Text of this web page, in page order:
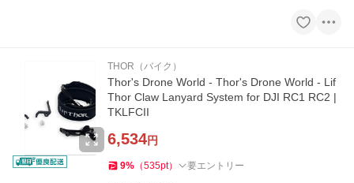
THOR（バイク）
Thor's Drone World - Thor's Drone World - Lif
Thor Claw Lanyard System for DJI RC1 RC2 |
TKLFCII
6,534円
9% （535pt） 要エントリー